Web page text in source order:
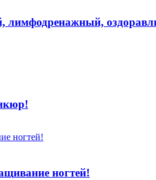
лимфодренажный,
ногтей!